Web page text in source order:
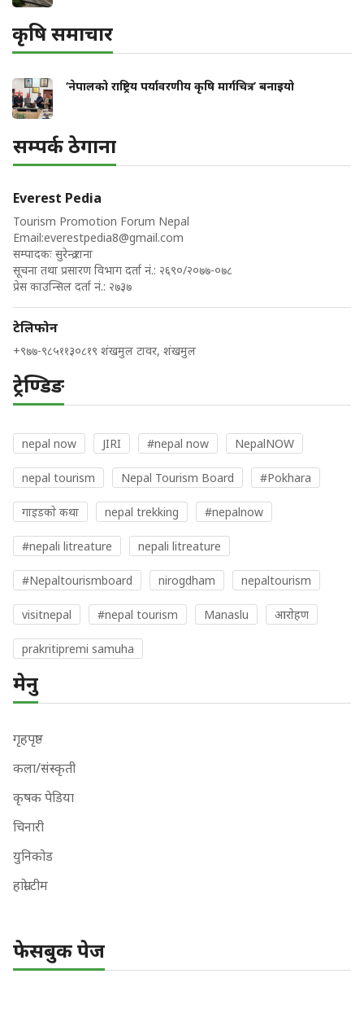
कृषि समाचार
‘नेपालको राष्ट्रिय पर्यावरणीय कृषि मार्गचित्र’ बनाइयो
सम्पर्क ठेगाना
Everest Pedia
Tourism Promotion Forum Nepal
Email:everestpedia8@gmail.com
सम्पादकः सुरेन्द्र राना
सूचना तथा प्रसारण विभाग दर्ता नं.: २६९०/२०७७-०७८
प्रेस काउन्सिल दर्ता नं.: २७३७
टेलिफोन
+९७७-९८५११३०८१९ शंखमुल टावर, शंखमुल
ट्रेण्डिङ
nepal now JIRI #nepal now NepalNOW
nepal tourism Nepal Tourism Board #Pokhara
गाइडकाे कथा nepal trekking #nepalnow
#nepali litreature nepali litreature
#Nepaltourismboard nirogdham nepaltourism
visitnepal #nepal tourism Manaslu आराेहण
prakritipremi samuha
मेनु
गृहपृष्ठ
कला/संस्कृती
कृषक पेडिया
चिनारी
युनिकोड
हाम्रो टीम
फेसबुक पेज